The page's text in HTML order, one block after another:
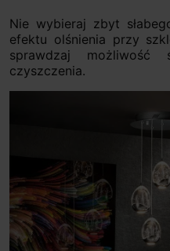
Nie wybieraj zbyt
efektu olśnienia przy
sprawdzaj możliwość
czyszczenia.